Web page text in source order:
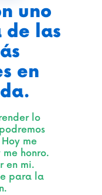
uno
de las
en
lo
me
honro.
en mi.
para la